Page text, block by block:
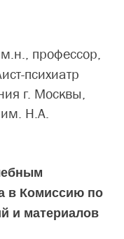
профессор,
психиатр
г. Москвы,
Н.А.
в Комиссию по
и материалов